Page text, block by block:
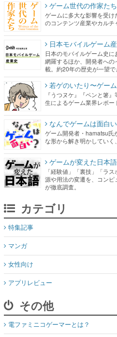
ゲーム世代の作家たち
ゲームに多大な影響を受
のコンテンツ産業やカルチ
日本モバイルゲーム
日本のモバイルゲーム史
網羅するほか、開発者へ
載。約20年の歴史が一望で
若ゲのいたり〜ゲー
『うつヌケ』『ペンと箸
生によるゲーム業界レポー
なんでゲームは面白
ゲーム開発者・hamatsu氏
な形から解き明かしていく
ゲームが変えた日本語
「経験値」「裏技」「ラ
源や用法の変遷を、コン
が徹底調査。
カテゴリ
特集記事
マンガ
女性向け
アプリレビュー
その他
電ファミニコゲーマーとは？